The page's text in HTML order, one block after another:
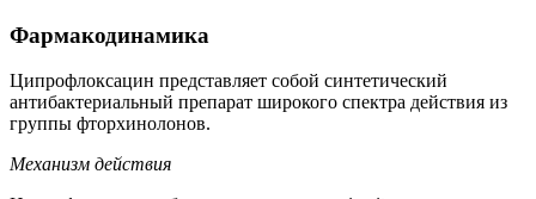
Фармакодинамика
Ципрофлоксацин представляет собой синтетический
антибактериальный препарат широкого спектра действия из
группы фторхинолонов.
Механизм действия